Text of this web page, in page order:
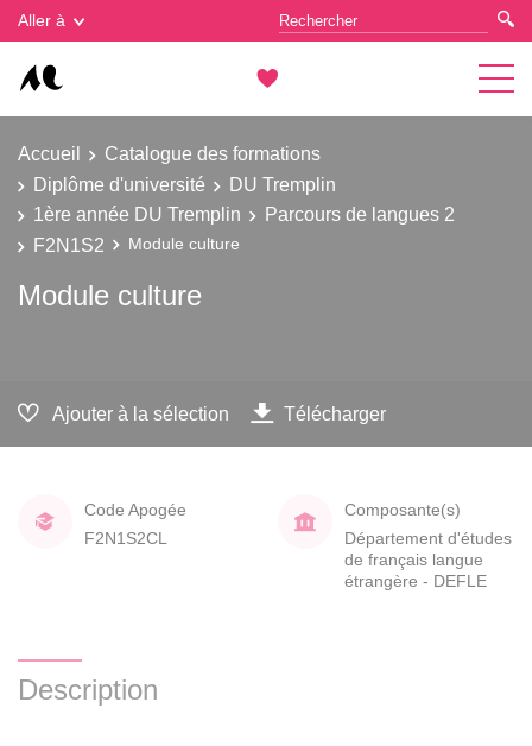
Aller à
Accueil
Catalogue des formations
Diplôme d'université
DU Tremplin
1ère année DU Tremplin
Parcours de langues 2
F2N1S2
Module culture
Module culture
Ajouter à la sélection Télécharger
Code Apogée
F2N1S2CL
Composante(s)
Département d'études
de français langue
étrangère - DEFLE
Description
Gestion des cookies